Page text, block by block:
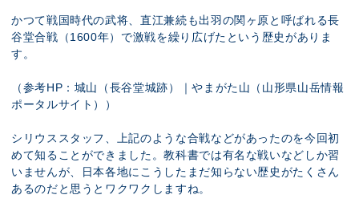
かつて戦国時代の武将、直江兼続も出羽の関ヶ原と呼ばれる長
谷堂合戦（1600年）で激戦を繰り広げたという歴史がありま
す。
（参考HP： 城山（長谷堂城跡）｜やまがた山（山形県山岳情報
ポータルサイト）
）
シリウススタッフ、上記のような合戦などがあったのを今回初
めて知ることができました。教科書では有名な戦いなどしか習
いませんが、日本各地にこうしたまだ知らない歴史がたくさん
あるのだと思うとワクワクしますね。